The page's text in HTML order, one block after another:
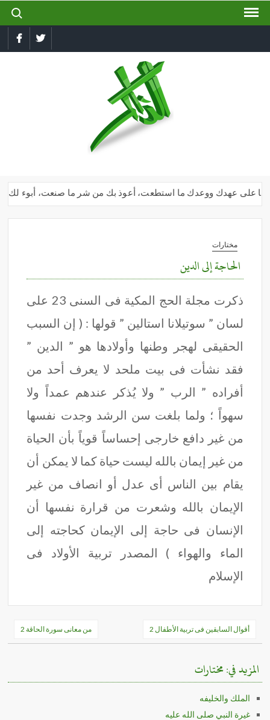
Skip
for:
Twitter
على عهدك ووعدك ما استطعت، أعوذ بك من شر ما صنعت، أبوء لك
مختارات
الحاجة إلى الدين
ذكرت مجلة الحج المكية فى السنى 23 على
لسان ” سوتيلانا استالين ” قولها : ( إن السبب
الحقيقى لهجر وطنها وأولادها هو ” الدين ”
فقد نشأت فى بيت ملحد لا يعرف أحد من
أفراده ” الرب ” ولا يُذكر عندهم عمداً ولا
سهواً ؛ ولما بلغت سن الرشد وجدت نفسها
من غير دافع خارجى إحساساً قوياً بأن الحياة
من غير إيمان بالله ليست حياة كما لا يمكن أن
يقام بين الناس أى عدل أو انصاف من غير
الإيمان بالله وشعرت من قرارة نفسها أن
الإنسان فى حاجة إلى الإيمان كحاجته إلى
الماء والهواء ) المصدر تربية الأولاد فى
الإسلام
تصفّح
المقالات
أقوال السابقين فى تربية الأطفال 2 من معانى سورة الحاقة 2
المزيد في: مختارات
الملك والخليفه
غيرة النبي صلى الله عليه